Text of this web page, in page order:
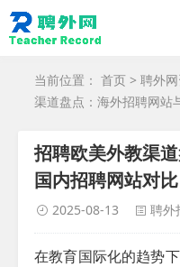
当前位置： 首页 > 聘外
渠道盘点：海外招聘网站
招聘欧美外教渠
国内招聘网站对比
2025-08-13 聘外
在教育国际化的趋势